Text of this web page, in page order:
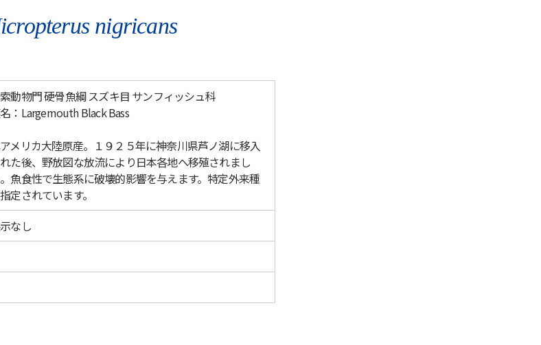
nigricans
動物門 硬骨魚綱 スズキ目 サンフィッシュ科
：Largemouth Black Bass
メリカ大陸原産。１９２５年に神奈川県芦ノ湖に移入
た後、野放図な放流により日本各地へ移殖されまし
魚食性で生態系に破壊的影響を与えます。特定外来種
定されています。
なし